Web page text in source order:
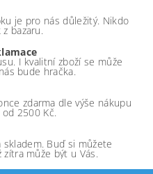
je pro nás důležitý. Nikdo
bazaru.
I kvalitní zboží se může
bude hračka.
zdarma dle výše nákupu
2500 Kč.
Buď si můžete
může být u Vás.